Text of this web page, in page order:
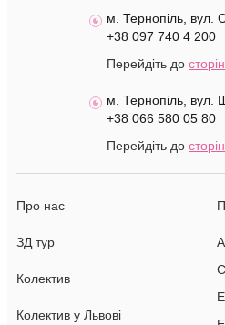
Про нас
ЗД тур
Колектив
Колектив у Львові
м. Тернопіль, вул.
+38 097 740 4 200
Перейдіть до
м. Тернопіль, вул.
+38 066 580 05 80
Перейдіть до